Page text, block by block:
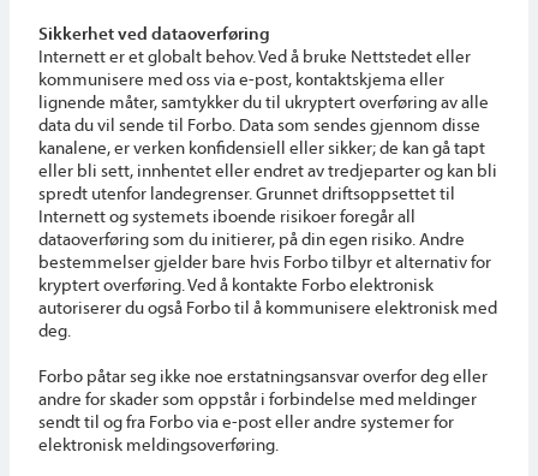
Sikkerhet ved dataoverføring
Internett er et globalt behov. Ved å bruke Nettstedet eller
kommunisere med oss via e-post, kontaktskjema eller
lignende måter, samtykker du til ukryptert overføring av alle
data du vil sende til Forbo. Data som sendes gjennom disse
kanalene, er verken konfidensiell eller sikker; de kan gå tapt
eller bli sett, innhentet eller endret av tredjeparter og kan bli
spredt utenfor landegrenser. Grunnet driftsoppsettet til
Internett og systemets iboende risikoer foregår all
dataoverføring som du initierer, på din egen risiko. Andre
bestemmelser gjelder bare hvis Forbo tilbyr et alternativ for
kryptert overføring. Ved å kontakte Forbo elektronisk
autoriserer du også Forbo til å kommunisere elektronisk med
deg.
Forbo påtar seg ikke noe erstatningsansvar overfor deg eller
andre for skader som oppstår i forbindelse med meldinger
sendt til og fra Forbo via e-post eller andre systemer for
elektronisk meldingsoverføring.